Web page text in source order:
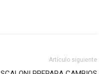
Artículo siguiente